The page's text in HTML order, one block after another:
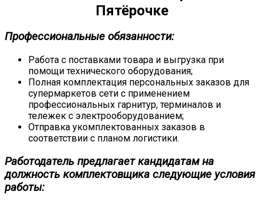
Пятёрочке
Профессиональные обязанности:
Работа с поставками товара и выгрузка при
помощи технического оборудования;
Полная комплектация персональных заказов для
супермаркетов сети с применением
профессиональных гарнитур, терминалов и
тележек с электрооборудованием;
Отправка укомплектованных заказов в
соответствии с планом логистики.
Работодатель предлагает кандидатам на
должность комплектовщика следующие условия
работы: